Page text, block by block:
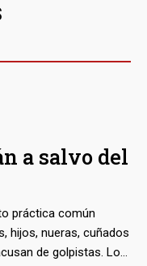
a salvo del
práctica común
hijos, nueras, cuñados
de golpistas. Los